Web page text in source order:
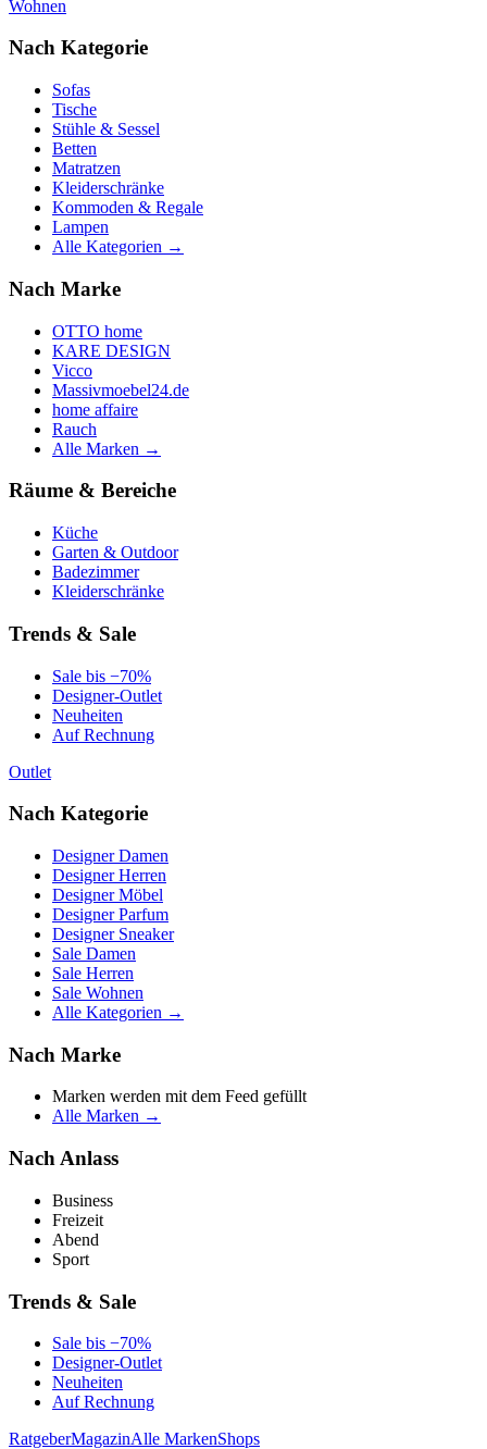
Wohnen
Nach Kategorie
Sofas
Tische
Stühle & Sessel
Betten
Matratzen
Kleiderschränke
Kommoden & Regale
Lampen
Alle Kategorien →
Nach Marke
OTTO home
KARE DESIGN
Vicco
Massivmoebel24.de
home affaire
Rauch
Alle Marken →
Räume & Bereiche
Küche
Garten & Outdoor
Badezimmer
Kleiderschränke
Trends & Sale
Sale bis −70%
Designer-Outlet
Neuheiten
Auf Rechnung
Outlet
Nach Kategorie
Designer Damen
Designer Herren
Designer Möbel
Designer Parfum
Designer Sneaker
Sale Damen
Sale Herren
Sale Wohnen
Alle Kategorien →
Nach Marke
Marken werden mit dem Feed gefüllt
Alle Marken →
Nach Anlass
Business
Freizeit
Abend
Sport
Trends & Sale
Sale bis −70%
Designer-Outlet
Neuheiten
Auf Rechnung
RatgeberMagazinAlle MarkenShops